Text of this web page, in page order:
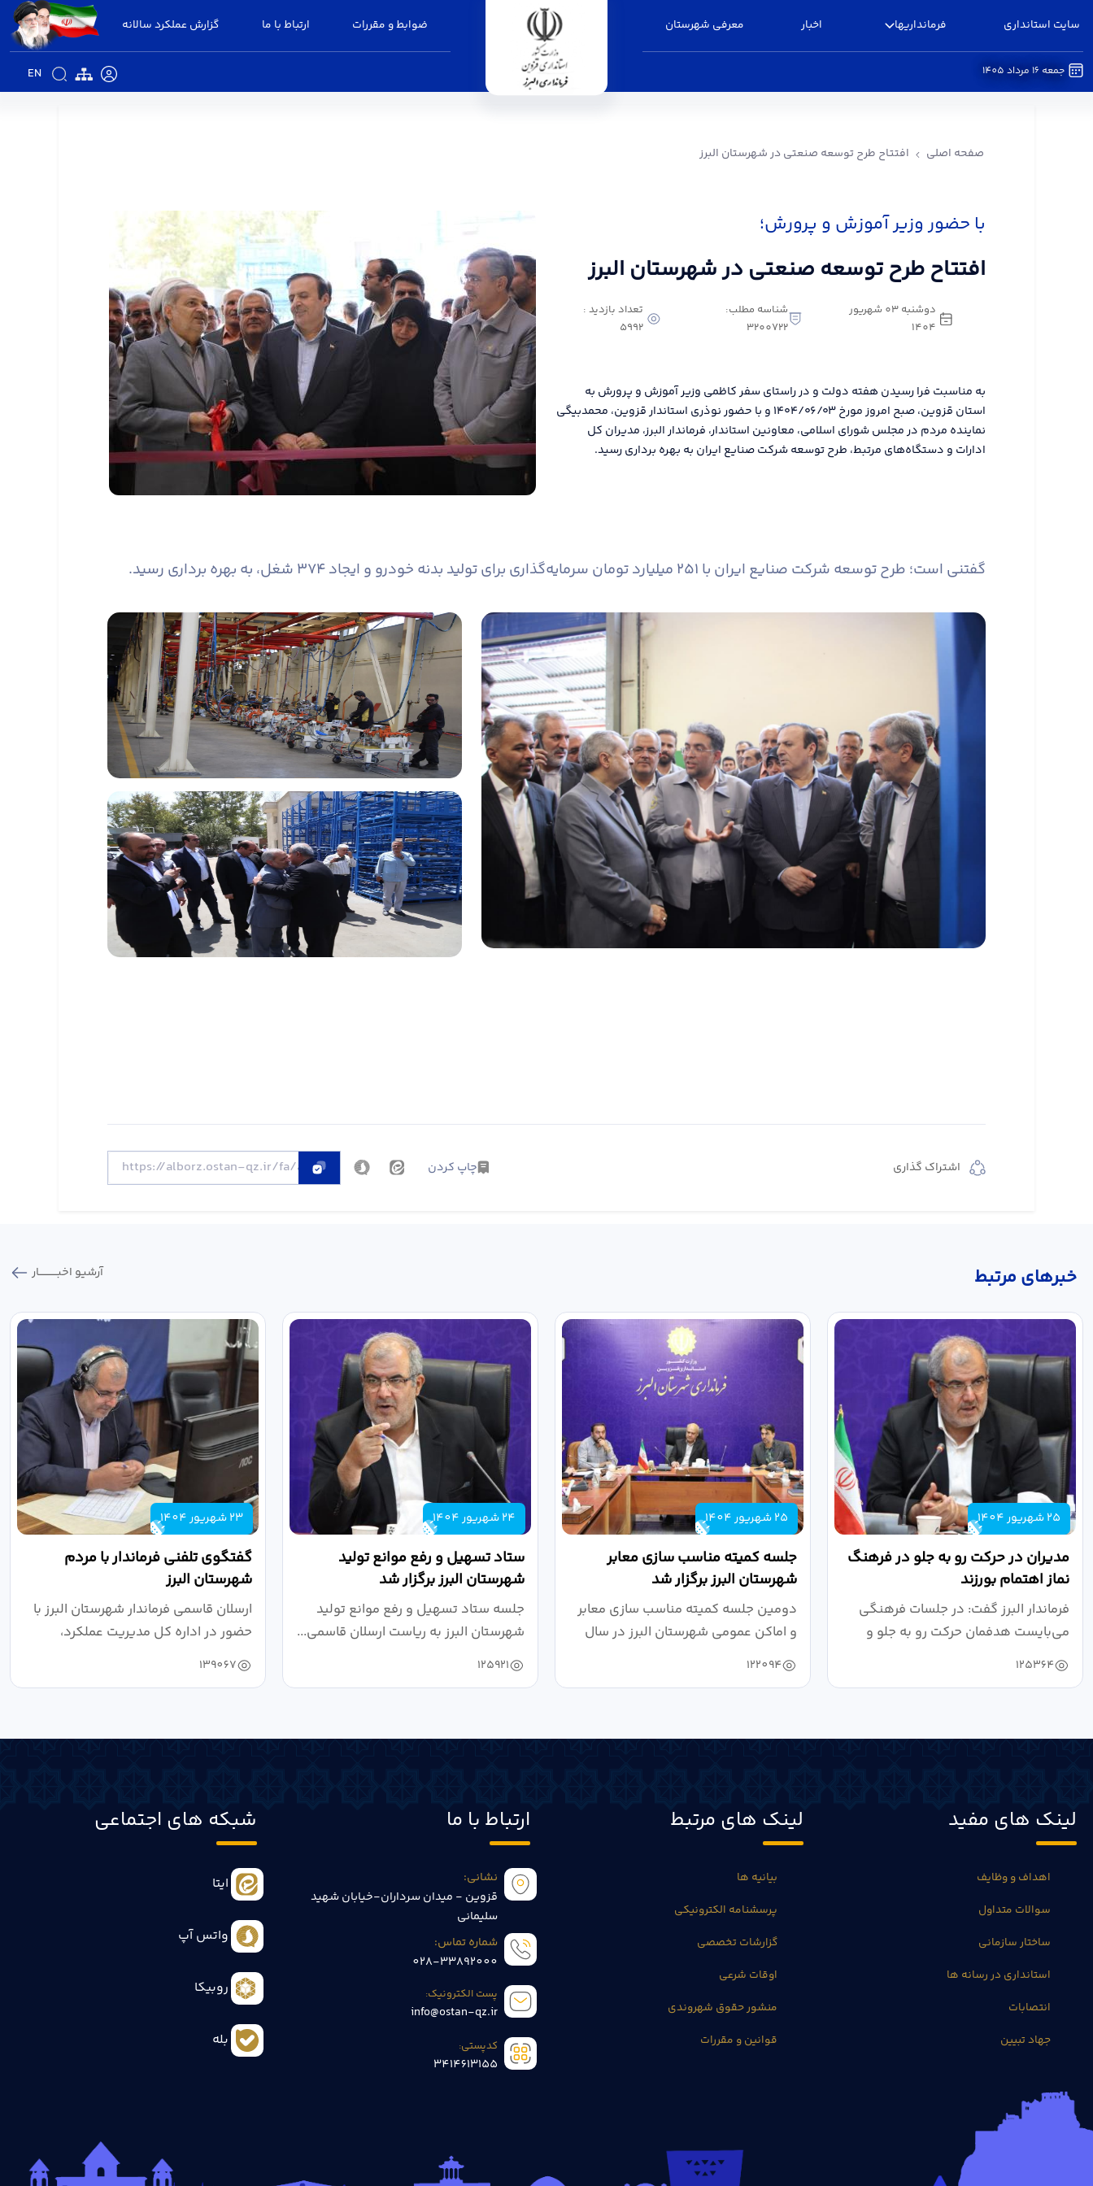
سایت استانداری فرمانداریها اخبار معرفی شهرستان ضوابط و مقررات ارتباط با ما گزارش عملکرد سالانه
EN جمعه 16 مرداد 1405
صفحه اصلی افتتاح طرح توسعه صنعتی در شهرستان البرز
با حضور وزیر آموزش و پرورش؛
افتتاح طرح توسعه صنعتی در شهرستان البرز
دوشنبه 03 شهریور
1404
شناسه مطلب:
3200722
تعداد بازدید :
5992
به مناسبت فرا رسیدن هفته دولت و در راستای سفر کاظمی وزیر آموزش و پرورش به
استان قزوین، صبح امروز مورخ ۱۴۰۴/۰۶/۰۳ و با حضور نوذری استاندار قزوین، محمدبیگی
نماینده مردم در مجلس شورای اسلامی، معاونین استاندار، فرماندار البرز، مدیران کل
ادارات و دستگاه‌های مرتبط، طرح توسعه شرکت صنایع ایران به بهره برداری رسید.
گفتنی است؛ طرح توسعه شرکت صنایع ایران با ۲۵۱ میلیارد تومان سرمایه‌گذاری برای تولید بدنه خودرو و ایجاد ۳۷۴ شغل، به بهره برداری رسید.
اشتراک گذاری چاپ کردن
خبر‌های مرتبط آرشیو اخبـــــــــــار
25 شهریور 1404
مدیران در حرکت رو به جلو در فرهنگ
نماز اهتمام بورزند
فرماندار البرز گفت: در جلسات فرهنگی
می‌بایست هدفمان حرکت رو به جلو و
دستیابی...
125364
25 شهریور 1404
جلسه کمیته مناسب سازی معابر
شهرستان البرز برگزار شد
دومین جلسه کمیته مناسب سازی معابر
و اماکن عمومی شهرستان البرز در سال
۱۴۰۴ به...
122094
24 شهریور 1404
ستاد تسهیل و رفع موانع تولید
شهرستان البرز برگزار شد
جلسه ستاد تسهیل و رفع موانع تولید
شهرستان البرز به ریاست ارسلان قاسمی...
125921
23 شهریور 1404
گفتگوی تلفنی فرماندار با مردم
شهرستان البرز
ارسلان قاسمی فرماندار شهرستان البرز با
حضور در اداره کل مدیریت عملکرد،
بازرسی...
139067
لینک های مفید
اهداف و وظایف
سوالات متداول
ساختار سازمانی
استانداری در رسانه ها
انتصابات
جهاد تبیین
لینک های مرتبط
بیانیه ها
پرسشنامه الکترونیکی
گزارشات تخصصی
اوقات شرعی
منشور حقوق شهروندی
قوانین و مقررات
ارتباط با ما
نشانی:
قزوین - میدان سرداران-خیابان شهید
سلیمانی
شماره تماس:
028-33892000
پست الکترونیک:
info@ostan-qz.ir
کدپستی:
3414613155
شبکه های اجتماعی
ایتا
واتس آپ
روبیکا
بله